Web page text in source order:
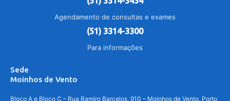
Agendamento de consultas e exames
(51) 3314-3300
Para informações
Sede
Moinhos de Vento
Bloco A e Bloco C – Rua Ramiro Barcelos, 910 – Moinhos de Vento, Porto